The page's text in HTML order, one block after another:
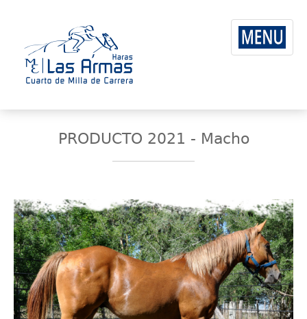
PRODUCTO 2021 - Macho